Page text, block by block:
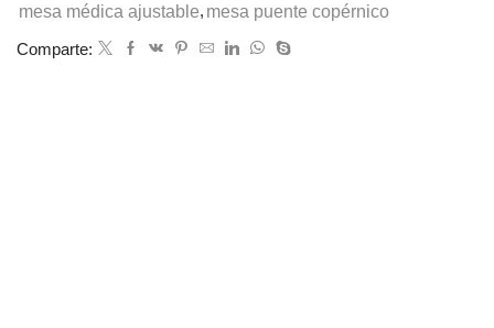
mesa médica ajustable, mesa puente copérnico
Comparte: